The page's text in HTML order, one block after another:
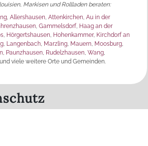
Markisen und Rollladen beraten:
,Allershausen,Attenkirchen,Au in der
,Gammelsdorf, Haag an der
, Hörgertshausen, Hohenkammer, Kirchdorf an
, Langenbach, Marzling, Mauern, Moosburg,
, Paunzhausen, Rudelzhausen,Wang,
und viele weitere Orte und Gemeinden.